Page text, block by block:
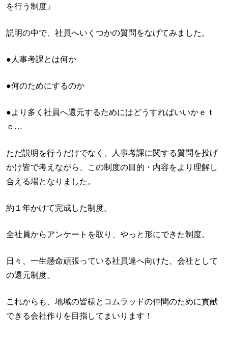
を行う制度』
説明の中で、社員へいくつかの質問をなげてみました。
●人事考課とは何か
●何のためにするのか
●より多く社員へ還元するためにはどうすればいいかｅｔ
ｃ…
ただ説明を行うだけでなく、人事考課に関する質問を投げ
かけ皆で考えながら、この制度の目的・内容をより理解し
合える場となりました。
約１年かけて完成した制度。
全社員からアンケートを取り、やっと形にできた制度。
日々、一生懸命頑張っている社員達へ向けた、会社として
の還元制度。
これからも、地域の皆様とコムラッドの仲間のために貢献
できる会社作りを目指してまいります！